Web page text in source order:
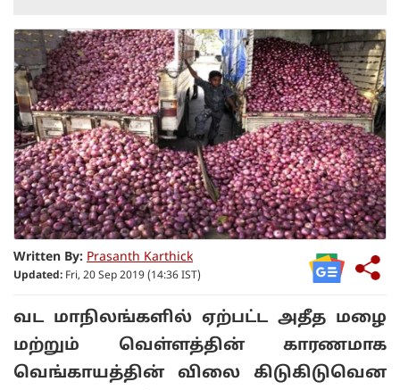
Written By: Prasanth Karthick
Updated: Fri, 20 Sep 2019 (14:36 IST)
வட மாநிலங்களில் ஏற்பட்ட அதீத மழை
மற்றும் வெள்ளத்தின் காரணமாக
வெங்காயத்தின் விலை கிடுகிடுவென